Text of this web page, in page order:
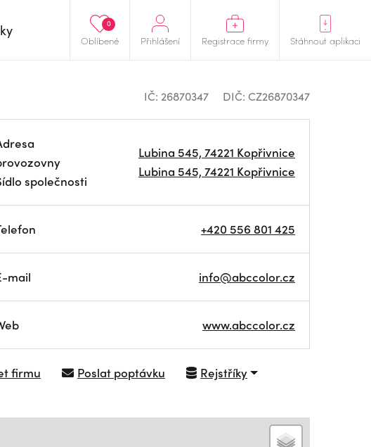
Oblíbené
0
Přihlášení Registrace firmy Stáhnout aplikaci
IČ: 26870347 DIČ: CZ26870347
společnosti
Lubina 545, 74221 Kopřivnice
Lubina 545, 74221 Kopřivnice
+420 556 801 425
mail info@abccolor.cz
www.abccolor.cz
firmu Poslat poptávku Rejstříky